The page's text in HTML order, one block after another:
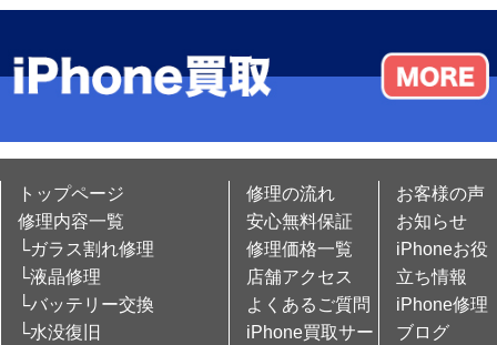
トップページ
修理内容一覧
└ガラス割れ修理
└液晶修理
└バッテリー交換
└水没復旧
修理の流れ
安心無料保証
修理価格一覧
店舗アクセス
よくあるご質問
iPhone買取サー
お客様の声
お知らせ
iPhoneお役
立ち情報
iPhone修理
ブログ